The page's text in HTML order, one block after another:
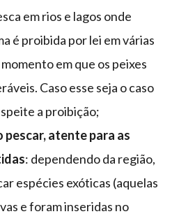
em rios e lagos onde
é proibida por lei em várias
em que os peixes
Caso esse seja o caso
a proibição;
atente para as
: dependendo da região,
espécies exóticas (aquelas
e foram inseridas no